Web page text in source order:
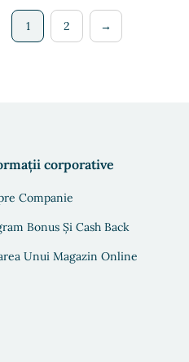
1 2 →
corporative
Companie
Bonus Și Cash Back
Unui Magazin Online